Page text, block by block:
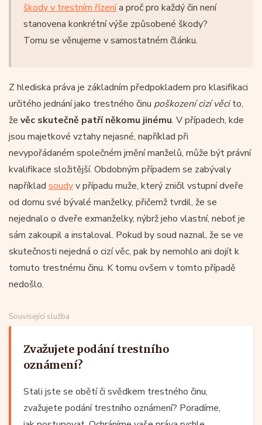
škody v trestním řízenía proč pro každý čin není
stanovena konkrétní výše způsobené škody?
Tomu se věnujeme v samostatném článku.
Z hlediska práva je základním předpokladem pro klasifikaci
určitého jednání jako trestného činu poškození cizí věcito,
že věc skutečně patří někomu jinému. V případech, kde
jsou majetkové vztahy nejasné, například při
nevypořádaném společném jmění manželů, může být právní
kvalifikace složitější. Obdobným případem se zabývaly
například soudyv případu muže, který zničil vstupní dveře
od domu své bývalé manželky, přičemž tvrdil, že se
nejednalo o dveře exmanželky, nýbrž jeho vlastní, neboť je
sám zakoupil a instaloval. Pokud by soud naznal, že se ve
skutečnosti nejedná o cizí věc, pak by nemohlo ani dojít k
tomuto trestnému činu. K tomu ovšem v tomto případě
nedošlo.
Související služba
Zvažujete podání trestního
oznámení?
Stali jste se obětí či svědkem trestného činu,
zvažujete podání trestního oznámení? Poradíme,